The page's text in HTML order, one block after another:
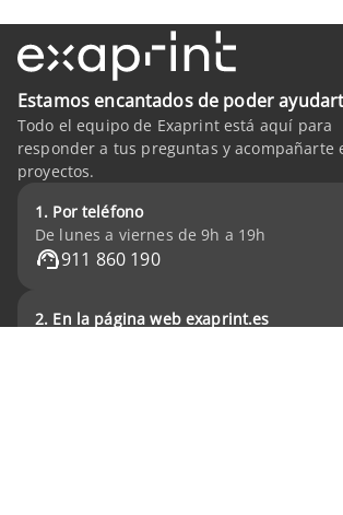
Estamos encantados de poder
Todo el equipo de Exaprint está aquí para
responder a tus preguntas y acompañarte
proyectos.
1. Por teléfono
De lunes a viernes de 9h a 19h
911 860 190
2. En la página web exaprint.es